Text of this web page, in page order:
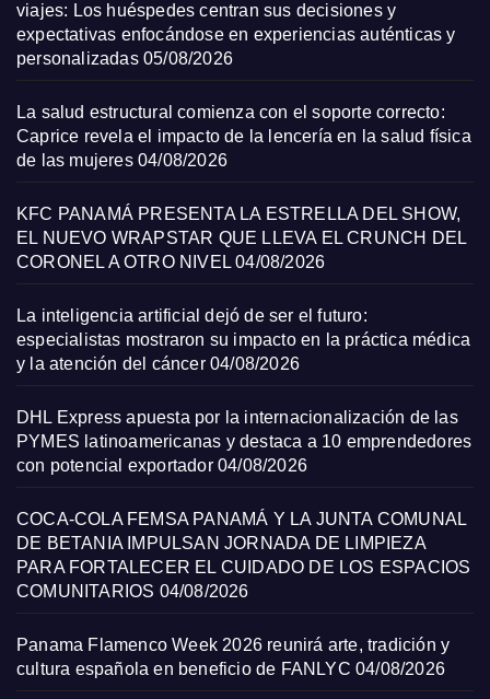
viajes: Los huéspedes centran sus decisiones y
expectativas enfocándose en experiencias auténticas y
personalizadas 05/08/2026
La salud estructural comienza con el soporte correcto:
Caprice revela el impacto de la lencería en la salud física
de las mujeres 04/08/2026
KFC PANAMÁ PRESENTA LA ESTRELLA DEL SHOW,
EL NUEVO WRAPSTAR QUE LLEVA EL CRUNCH DEL
CORONEL A OTRO NIVEL 04/08/2026
La inteligencia artificial dejó de ser el futuro:
especialistas mostraron su impacto en la práctica médica
y la atención del cáncer 04/08/2026
DHL Express apuesta por la internacionalización de las
PYMES latinoamericanas y destaca a 10 emprendedores
con potencial exportador 04/08/2026
COCA-COLA FEMSA PANAMÁ Y LA JUNTA COMUNAL
DE BETANIA IMPULSAN JORNADA DE LIMPIEZA
PARA FORTALECER EL CUIDADO DE LOS ESPACIOS
COMUNITARIOS 04/08/2026
Panama Flamenco Week 2026 reunirá arte, tradición y
cultura española en beneficio de FANLYC 04/08/2026